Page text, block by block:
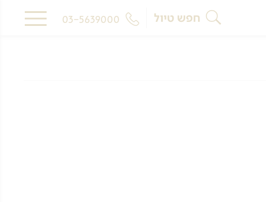
חפש טיול